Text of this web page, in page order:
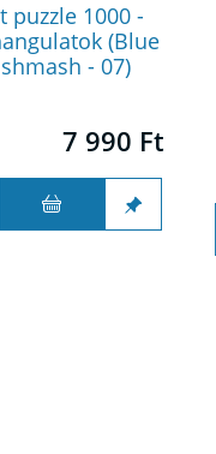
puzzle 1000 -
(Blue
- 07)
7 990 Ft